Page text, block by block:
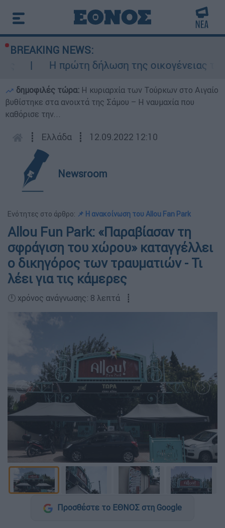
BREAKING NEWS:
Η πρώτη δήλωση της οικογένειας της
δημοφιλές τώρα: Η κυριαρχία των Τούρκων στο Αιγαίο
βυθίστηκε στα ανοιχτά της Σάμου – Η ναυμαχία που
καθόρισε την...
┋ Ελλάδα ┋ 12.09.2022 12:10
Newsroom
Ενότητες στο άρθρο: 📌 Η ανακοίνωση του Allou Fan Park
Allou Fun Park: «Παραβίασαν τη
σφράγιση του χώρου» καταγγέλλει
ο δικηγόρος των τραυματιών - Τι
λέει για τις κάμερες
🕛 χρόνος ανάγνωσης: 8 λεπτά ┋
Προσθέστε το ΕΘΝΟΣ στη Google